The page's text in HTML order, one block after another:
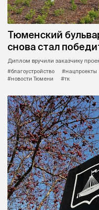
Тюменский
снова стал
Диплом вручили заказчику
#благоустройство
#нацпроекты
#новости Тюмени
#тк